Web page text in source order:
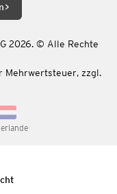
2026. © Alle Rechte
Mehrwertsteuer, zzgl.